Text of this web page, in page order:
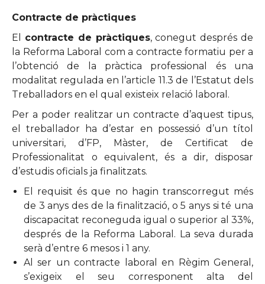
Contracte de pràctiques
El contracte de pràctiques, conegut després de
la Reforma Laboral com a contracte formatiu per a
l’obtenció de la pràctica professional és una
modalitat regulada en l’article 11.3 de l’Estatut dels
Treballadors en el qual existeix relació laboral.
Per a poder realitzar un contracte d’aquest tipus,
el treballador ha d’estar en possessió d’un títol
universitari, d’FP, Màster, de Certificat de
Professionalitat o equivalent, és a dir, disposar
d’estudis oficials ja finalitzats.
El requisit és que no hagin transcorregut més
de 3 anys des de la finalització, o 5 anys si té una
discapacitat reconeguda igual o superior al 33%,
després de la Reforma Laboral. La seva durada
serà d’entre 6 mesos i 1 any.
Al ser un contracte laboral en Règim General,
s’exigeix el seu corresponent alta del